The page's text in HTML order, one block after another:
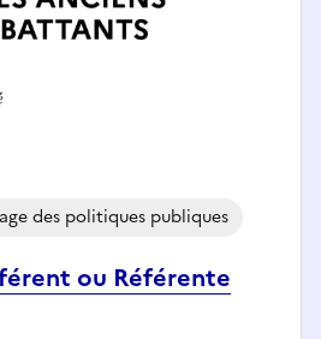
ou Référente
des politiques publiques